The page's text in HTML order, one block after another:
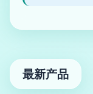
最新产品